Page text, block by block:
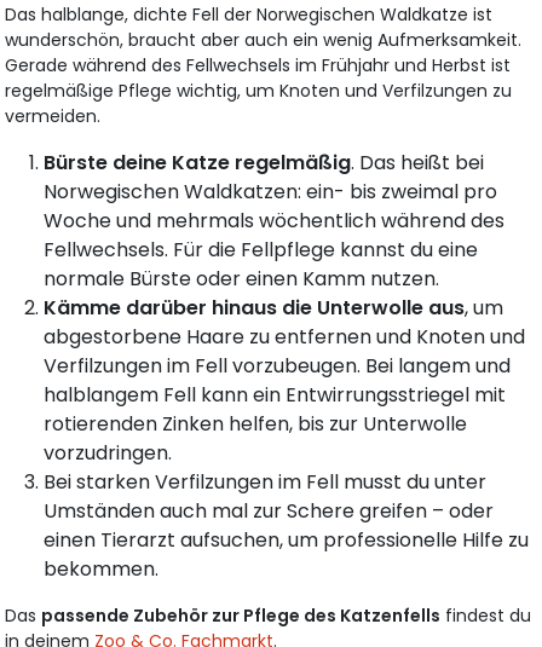
Das halblange, dichte Fell der Norwegischen Waldkatze ist
wunderschön, braucht aber auch ein wenig Aufmerksamkeit.
Gerade während des Fellwechsels im Frühjahr und Herbst ist
regelmäßige Pflege wichtig, um Knoten und Verfilzungen zu
vermeiden.
Bürste deine Katze regelmäßig. Das heißt bei
Norwegischen Waldkatzen: ein- bis zweimal pro
Woche und mehrmals wöchentlich während des
Fellwechsels. Für die Fellpflege kannst du eine
normale Bürste oder einen Kamm nutzen.
Kämme darüber hinaus die Unterwolle aus, um
abgestorbene Haare zu entfernen und Knoten und
Verfilzungen im Fell vorzubeugen. Bei langem und
halblangem Fell kann ein Entwirrungsstriegel mit
rotierenden Zinken helfen, bis zur Unterwolle
vorzudringen.
Bei starken Verfilzungen im Fell musst du unter
Umständen auch mal zur Schere greifen – oder
einen Tierarzt aufsuchen, um professionelle Hilfe zu
bekommen.
Das passende Zubehör zur Pflege des Katzenfells findest du
in deinem Zoo & Co. Fachmarkt.